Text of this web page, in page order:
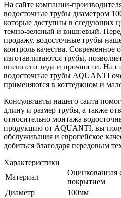
На сайте компании-
водосточные трубы диаметром
которые доступны в следующих
темно-зеленый и вишневый.
продажу, водосточные трубы
контроль качества. Современное
изготавливаются трубы,
внешнего вида и прочности. На
водосточные трубы AQUANTI
применяются в коттеджном и
Консультанты нашего сайта
длину и размер трубы, а также
относительно монтажа
продукцию от AQUANTI, вы
обслуживания и европейское
добиться благодаря передовым
Характеристики
Материал
Оцинкованная
покрытием
Диаметр
100мм